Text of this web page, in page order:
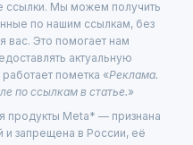
ссылки. Мы можем получить
по нашим ссылкам, без
вас. Это помогает нам
актуальную
пометка «Реклама.
по ссылкам в статье.»
продукты Meta* — признана
и запрещена в России, её